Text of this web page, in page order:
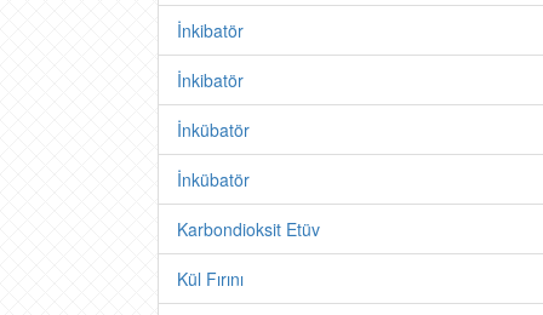
İnkibatör
İnkibatör
İnkübatör
İnkübatör
Karbondioksit Etüv
Kül Fırını